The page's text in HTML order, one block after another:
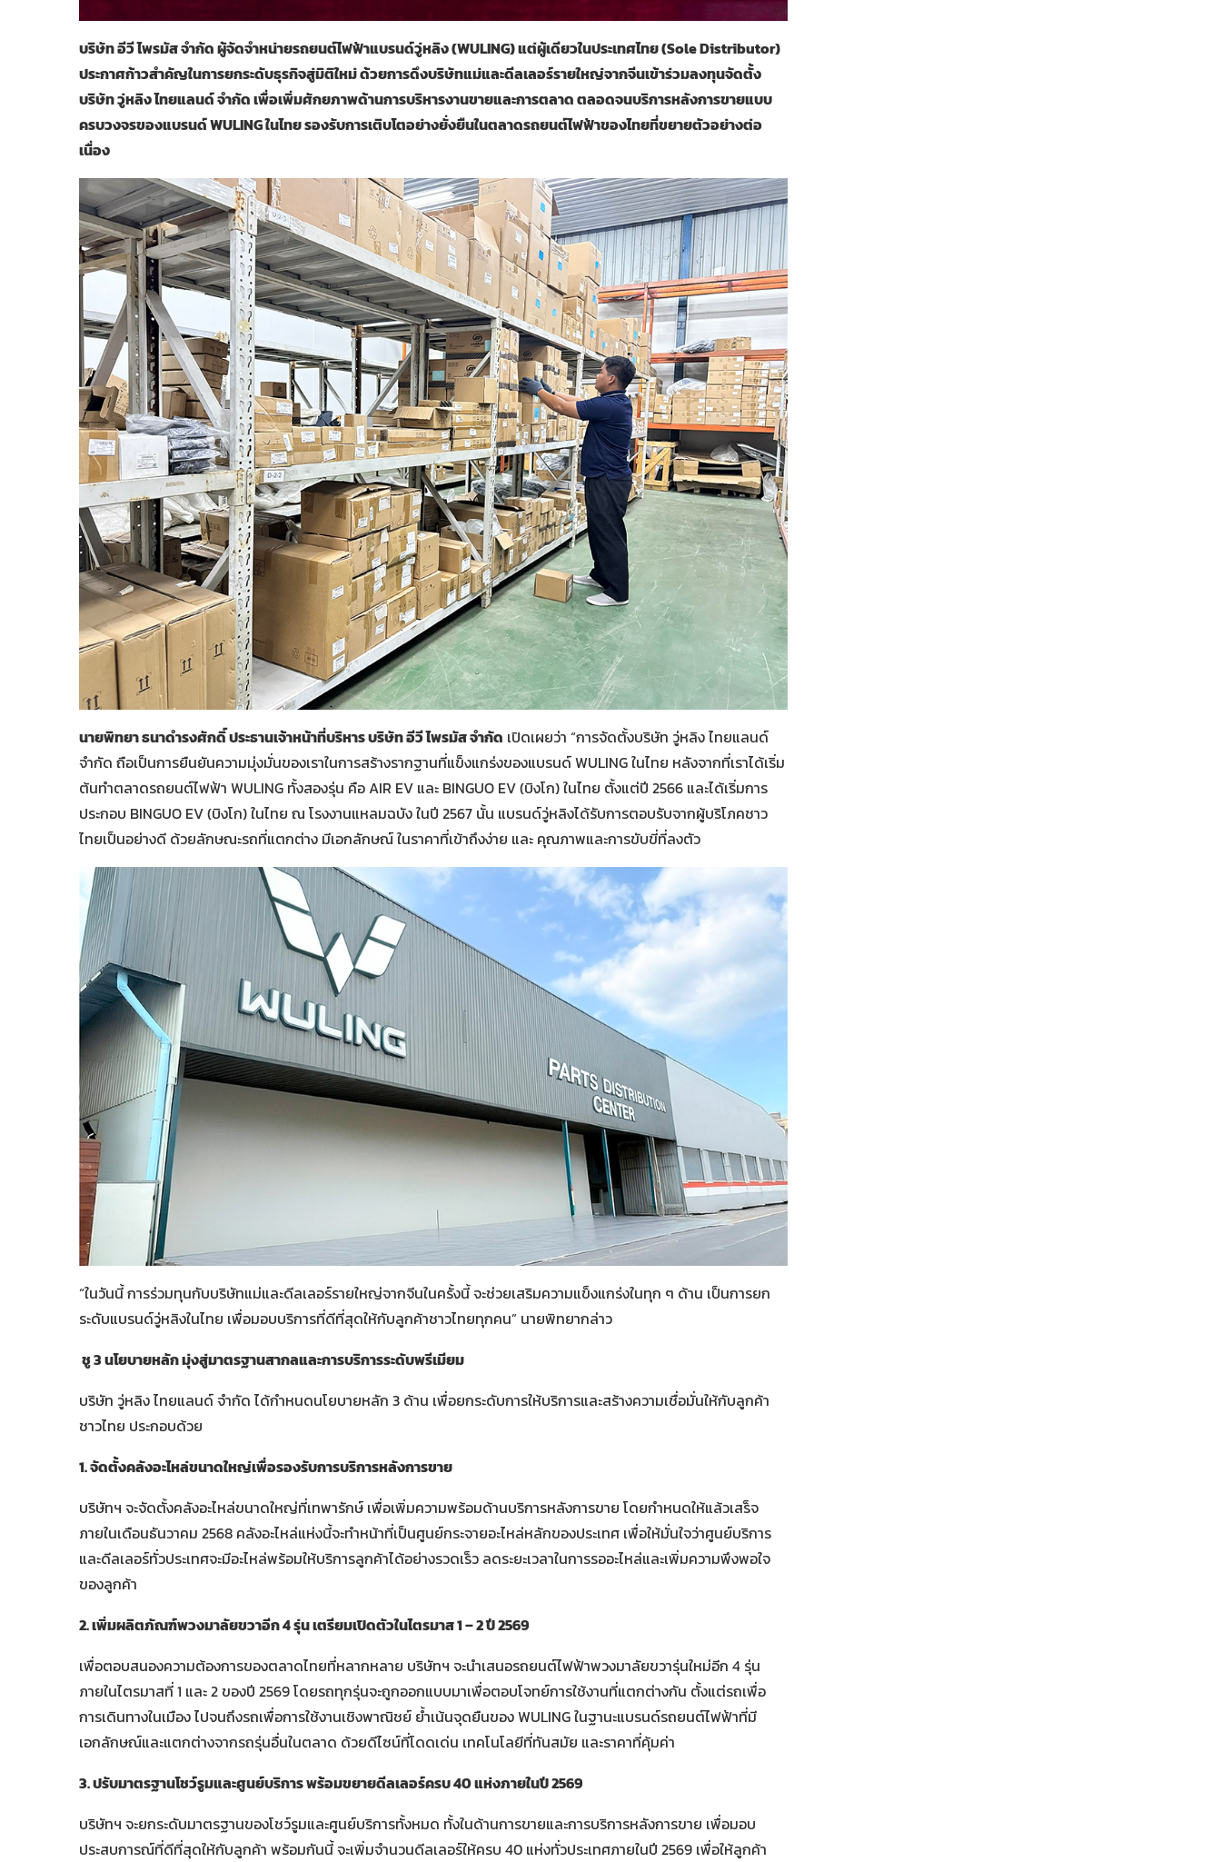
บริษัท อีวี ไพรมัส จำกัด ผู้จัดจำหน่ายรถยนต์ไฟฟ้าแบรนด์วู่หลิง (WULING) แต่ผู้เดียวในประเทศไทย (Sole Distributor)
ประกาศก้าวสำคัญในการยกระดับธุรกิจสู่มิติใหม่ ด้วยการดึงบริษัทแม่และดีลเลอร์รายใหญ่จากจีนเข้าร่วมลงทุนจัดตั้ง
บริษัท วู่หลิง ไทยแลนด์ จำกัด เพื่อเพิ่มศักยภาพด้านการบริหารงานขายและการตลาด ตลอดจนบริการหลังการขายแบบ
ครบวงจรของแบรนด์ WULING ในไทย รองรับการเติบโตอย่างยั่งยืนในตลาดรถยนต์ไฟฟ้าของไทยที่ขยายตัวอย่างต่อ
เนื่อง
นายพิทยา ธนาดำรงศักดิ์ ประธานเจ้าหน้าที่บริหาร บริษัท อีวี ไพรมัส จำกัด เปิดเผยว่า “การจัดตั้งบริษัท วู่หลิง ไทยแลนด์
จำกัด ถือเป็นการยืนยันความมุ่งมั่นของเราในการสร้างรากฐานที่แข็งแกร่งของแบรนด์ WULING ในไทย หลังจากที่เราได้เริ่ม
ต้นทำตลาดรถยนต์ไฟฟ้า WULING ทั้งสองรุ่น คือ AIR EV และ BINGUO EV (บิงโก) ในไทย ตั้งแต่ปี 2566 และได้เริ่มการ
ประกอบ BINGUO EV (บิงโก) ในไทย ณ โรงงานแหลมฉบัง ในปี 2567 นั้น แบรนด์วู่หลิงได้รับการตอบรับจากผู้บริโภคชาว
ไทยเป็นอย่างดี ด้วยลักษณะรถที่แตกต่าง มีเอกลักษณ์ ในราคาที่เข้าถึงง่าย และ คุณภาพและการขับขี่ที่ลงตัว
“ในวันนี้ การร่วมทุนกับบริษัทแม่และดีลเลอร์รายใหญ่จากจีนในครั้งนี้ จะช่วยเสริมความแข็งแกร่งในทุก ๆ ด้าน เป็นการยก
ระดับแบรนด์วู่หลิงในไทย เพื่อมอบบริการที่ดีที่สุดให้กับลูกค้าชาวไทยทุกคน” นายพิทยากล่าว
ชู 3 นโยบายหลัก มุ่งสู่มาตรฐานสากลและการบริการระดับพรีเมียม
บริษัท วู่หลิง ไทยแลนด์ จำกัด ได้กำหนดนโยบายหลัก 3 ด้าน เพื่อยกระดับการให้บริการและสร้างความเชื่อมั่นให้กับลูกค้า
ชาวไทย ประกอบด้วย
1. จัดตั้งคลังอะไหล่ขนาดใหญ่เพื่อรองรับการบริการหลังการขาย
บริษัทฯ จะจัดตั้งคลังอะไหล่ขนาดใหญ่ที่เทพารักษ์ เพื่อเพิ่มความพร้อมด้านบริการหลังการขาย โดยกำหนดให้แล้วเสร็จ
ภายในเดือนธันวาคม 2568 คลังอะไหล่แห่งนี้จะทำหน้าที่เป็นศูนย์กระจายอะไหล่หลักของประเทศ เพื่อให้มั่นใจว่าศูนย์บริการ
และดีลเลอร์ทั่วประเทศจะมีอะไหล่พร้อมให้บริการลูกค้าได้อย่างรวดเร็ว ลดระยะเวลาในการรออะไหล่และเพิ่มความพึงพอใจ
ของลูกค้า
2. เพิ่มผลิตภัณฑ์พวงมาลัยขวาอีก4 รุ่น เตรียมเปิดตัวในไตรมาส 1 – 2 ปี 2569
เพื่อตอบสนองความต้องการของตลาดไทยที่หลากหลาย บริษัทฯ จะนำเสนอรถยนต์ไฟฟ้าพวงมาลัยขวารุ่นใหม่อีก 4 รุ่น
ภายในไตรมาสที่ 1 และ 2 ของปี 2569 โดยรถทุกรุ่นจะถูกออกแบบมาเพื่อตอบโจทย์การใช้งานที่แตกต่างกัน ตั้งแต่รถเพื่อ
การเดินทางในเมือง ไปจนถึงรถเพื่อการใช้งานเชิงพาณิชย์ ย้ำเน้นจุดยืนของ WULING ในฐานะแบรนด์รถยนต์ไฟฟ้าที่มี
เอกลักษณ์และแตกต่างจากรถรุ่นอื่นในตลาด ด้วยดีไซน์ที่โดดเด่น เทคโนโลยีที่ทันสมัย และราคาที่คุ้มค่า
3. ปรับมาตรฐานโชว์รูมและศูนย์บริการ พร้อมขยายดีลเลอร์ครบ40 แห่งภายในปี 2569
บริษัทฯ จะยกระดับมาตรฐานของโชว์รูมและศูนย์บริการทั้งหมด ทั้งในด้านการขายและการบริการหลังการขาย เพื่อมอบ
ประสบการณ์ที่ดีที่สุดให้กับลูกค้า พร้อมกันนี้ จะเพิ่มจำนวนดีลเลอร์ให้ครบ 40 แห่งทั่วประเทศภายในปี 2569 เพื่อให้ลูกค้า